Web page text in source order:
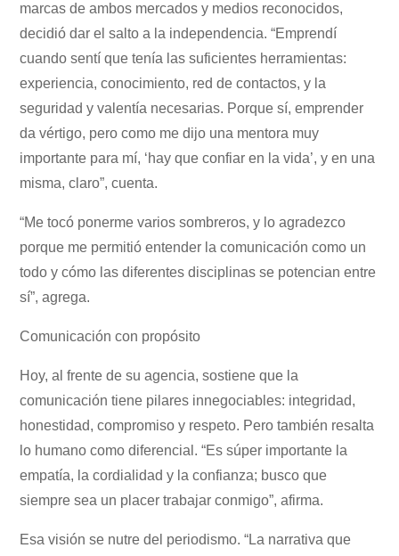
marcas de ambos mercados y medios reconocidos,
decidió dar el salto a la independencia. “Emprendí
cuando sentí que tenía las suficientes herramientas:
experiencia, conocimiento, red de contactos, y la
seguridad y valentía necesarias. Porque sí, emprender
da vértigo, pero como me dijo una mentora muy
importante para mí, ‘hay que confiar en la vida’, y en una
misma, claro”, cuenta.
“Me tocó ponerme varios sombreros, y lo agradezco
porque me permitió entender la comunicación como un
todo y cómo las diferentes disciplinas se potencian entre
sí”, agrega.
Comunicación con propósito
Hoy, al frente de su agencia, sostiene que la
comunicación tiene pilares innegociables: integridad,
honestidad, compromiso y respeto. Pero también resalta
lo humano como diferencial. “Es súper importante la
empatía, la cordialidad y la confianza; busco que
siempre sea un placer trabajar conmigo”, afirma.
Esa visión se nutre del periodismo. “La narrativa que